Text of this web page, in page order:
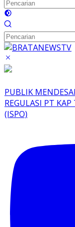
PUBLIK
REGULASI PT
(ISPO)